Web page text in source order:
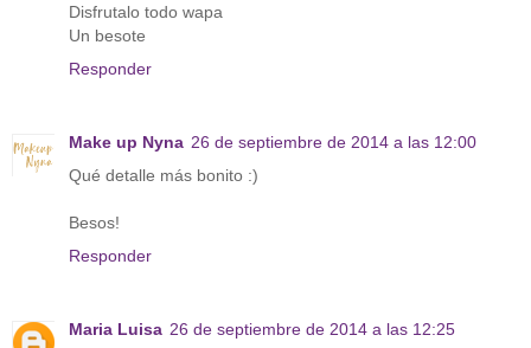
Disfrutalo todo wapa
Un besote
Responder
Make up Nyna 26 de septiembre de 2014 a las 12:00
Qué detalle más bonito :)
Besos!
Responder
Maria Luisa 26 de septiembre de 2014 a las 12:25